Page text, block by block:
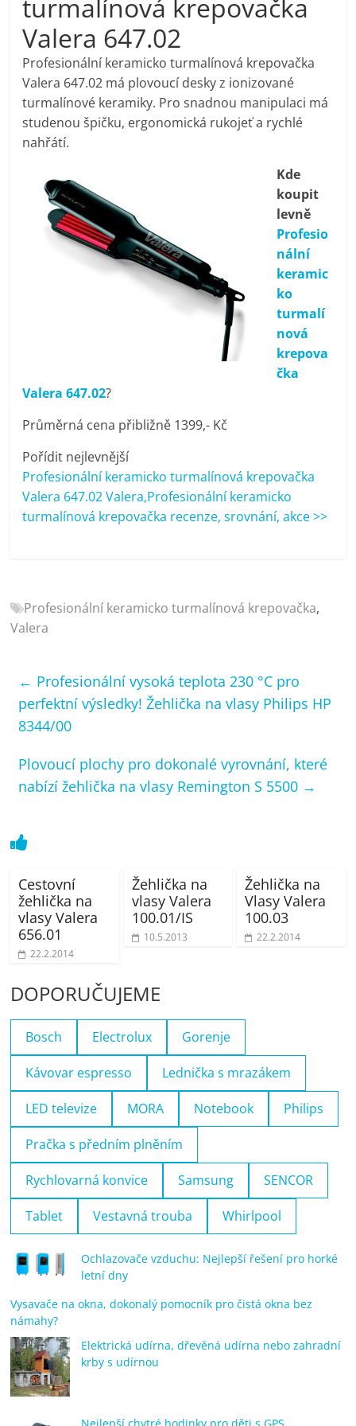
pračky,
televize,
notebooky,
mobilní
telefony,
kávovary,
Elektro
recenze,
televize,
notebooky,
mobilní
telefony,
turmalínová krepovačka
Valera 647.02
Profesionální keramicko turmalínová krepovačka
Valera 647.02 má plovoucí desky z ionizované
turmalínové keramiky. Pro snadnou manipulaci má
studenou špičku, ergonomická rukojeť a rychlé
nahřátí.
Kde
koupit
levně
Profesio
nální
keramic
ko
turmalí
nová
krepova
čka
Valera 647.02?
Průměrná cena přibližně 1399,- Kč
Pořídit nejlevnější
Profesionální keramicko turmalínová krepovačka
Valera 647.02 Valera,Profesionální keramicko
turmalínová krepovačka recenze, srovnání, akce >>
Profesionální keramicko turmalínová krepovačka,
Valera
← Profesionální vysoká teplota 230 °C pro
perfektní výsledky! Žehlička na vlasy Philips HP
8344/00
Plovoucí plochy pro dokonalé vyrovnání, které
nabízí žehlička na vlasy Remington S 5500 →
Cestovní
žehlička na
vlasy Valera
656.01
22.2.2014
Žehlička na
vlasy Valera
100.01/IS
10.5.2013
Žehlička na
Vlasy Valera
100.03
22.2.2014
DOPORUČUJEME
Bosch Electrolux Gorenje
Kávovar espresso Lednička s mrazákem
LED televize MORA Notebook Philips
Pračka s předním plněním
Rychlovarná konvice Samsung SENCOR
Tablet Vestavná trouba Whirlpool
Ochlazovače vzduchu: Nejlepší řešení pro horké
letní dny
Vysavače na okna, dokonalý pomocník pro čistá okna bez
námahy?
Elektrická udírna, dřevěná udírna nebo zahradní
krby s udírnou